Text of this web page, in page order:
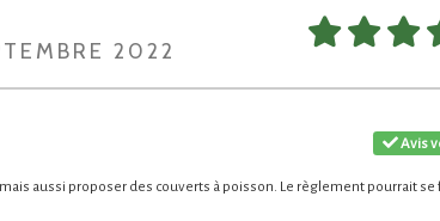
2022
Avis
aussi proposer des couverts à poisson. Le règlement pourrait se